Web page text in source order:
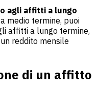
agli affitti a lungo
medio termine, puoi
affitti a lungo termine,
reddito mensile
di un affitto